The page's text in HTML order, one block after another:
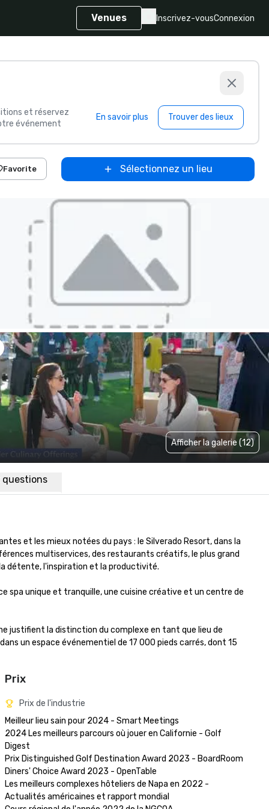
Venues Inscrivez-vousConnexion
et réservez
événement
En savoir plus Trouver des lieux
Favorite Sélectionnez un lieu
Afficher la galerie (12)
questions
et les mieux notées du pays : le Silverado Resort, dans la
multiservices, des restaurants créatifs, le plus grand
détente, l'inspiration et la productivité.
spa unique et tranquille, une cuisine créative et un centre de
justifient la distinction du complexe en tant que lieu de
un espace événementiel de 17 000 pieds carrés, dont 15
Prix
Prix de l'industrie
Meilleur lieu sain pour 2024 - Smart Meetings
2024 Les meilleurs parcours où jouer en Californie - Golf
Digest
Prix Distinguished Golf Destination Award 2023 - BoardRoom
Diners' Choice Award 2023 - OpenTable
Les meilleurs complexes hôteliers de Napa en 2022 -
Actualités américaines et rapport mondial